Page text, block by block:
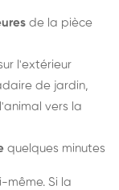
de la pièce
l'extérieur
de jardin,
vers la
quelques minutes
même. Si la